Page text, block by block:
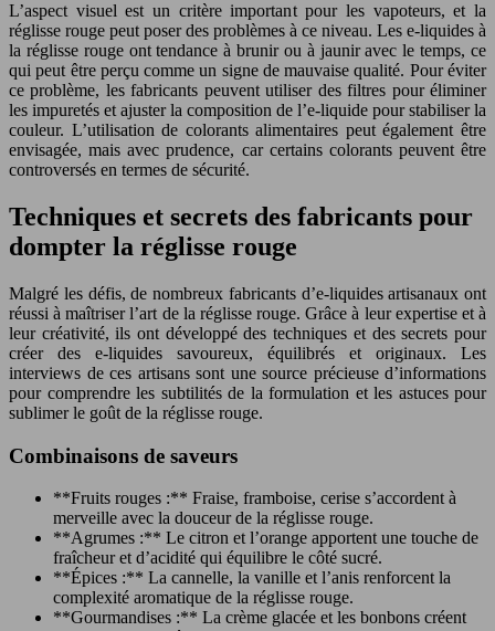
L’aspect visuel est un critère important pour les vapoteurs, et la
réglisse rouge peut poser des problèmes à ce niveau. Les e-liquides à
la réglisse rouge ont tendance à brunir ou à jaunir avec le temps, ce
qui peut être perçu comme un signe de mauvaise qualité. Pour éviter
ce problème, les fabricants peuvent utiliser des filtres pour éliminer
les impuretés et ajuster la composition de l’e-liquide pour stabiliser la
couleur. L’utilisation de colorants alimentaires peut également être
envisagée, mais avec prudence, car certains colorants peuvent être
controversés en termes de sécurité.
Techniques et secrets des fabricants pour
dompter la réglisse rouge
Malgré les défis, de nombreux fabricants d’e-liquides artisanaux ont
réussi à maîtriser l’art de la réglisse rouge. Grâce à leur expertise et à
leur créativité, ils ont développé des techniques et des secrets pour
créer des e-liquides savoureux, équilibrés et originaux. Les
interviews de ces artisans sont une source précieuse d’informations
pour comprendre les subtilités de la formulation et les astuces pour
sublimer le goût de la réglisse rouge.
Combinaisons de saveurs
**Fruits rouges :** Fraise, framboise, cerise s’accordent à
merveille avec la douceur de la réglisse rouge.
**Agrumes :** Le citron et l’orange apportent une touche de
fraîcheur et d’acidité qui équilibre le côté sucré.
**Épices :** La cannelle, la vanille et l’anis renforcent la
complexité aromatique de la réglisse rouge.
**Gourmandises :** La crème glacée et les bonbons créent